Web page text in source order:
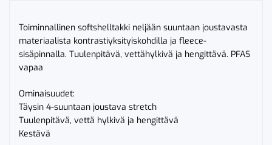
Toiminnallinen softshelltakki neljään suuntaan joustavasta
materiaalista kontrastiyksityiskohdilla ja fleece-
sisäpinnalla. Tuulenpitävä, vettähylkivä ja hengittävä. PFAS
vapaa
Ominaisuudet:
Täysin 4-suuntaan joustava stretch
Tuulenpitävä, vettä hylkivä ja hengittävä
Kestävä